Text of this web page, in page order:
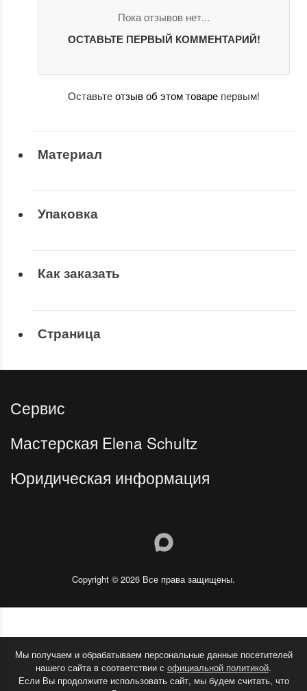
Пока отзывов нет...
ОСТАВЬТЕ ПЕРВЫЙ КОММЕНТАРИЙ!
Оставьтеотзыв об этом товаре первым!
Материал
Упаковка
Как заказать
Страница
Сервис
Мастерская Elena Schultz
Юридическая информация
Мы получаем и обрабатываем персональные данные посетителей
нашего сайта в соответствии с официальной политикой.
Если Вы продолжите использовать сайт, мы будем считать, что
Copyright © 2026 Все права защищены.